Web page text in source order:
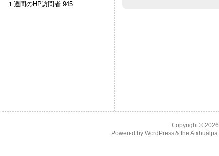
１週間のHP訪問者 945
Copyright ©
Powered by WordPress& the Atahualpa